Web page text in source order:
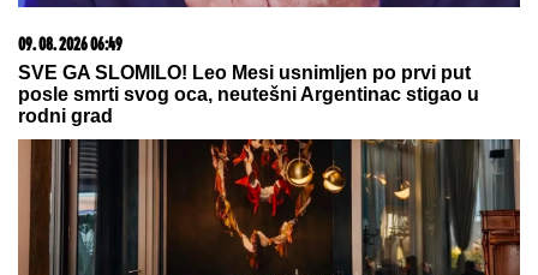
08. 08. 2026 16:10
Dete sa autizmom polivali vodom i mazali mu lak na
usta: Potresno iskustvo žene iz vrtića za Mame